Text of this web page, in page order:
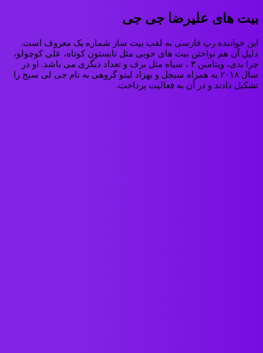
بیت های علیرضا جی جی
این خواننده رپ فارسی به لقب بیت ساز شماره یک معروف است.
دلیل آن هم نواختن بیت های خوبی مثل تابستون کوتاه، علی کوچولو،
چرا بدی، ویتامین ۳ ، سیاه مثل برف و تعداد دیگری می باشد. او در
سال ۲۰۱۸ به همراه سیجل و بهزاد لیتو گروهی به نام جی لی سیج را
تشکیل دادند و در آن به فعالیت پرداخت.